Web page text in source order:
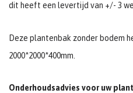
dit heeft een levertijd van +/- 3
Deze plantenbak zonder bodem
2000*2000*400mm.
Onderhoudsadvies voor uw